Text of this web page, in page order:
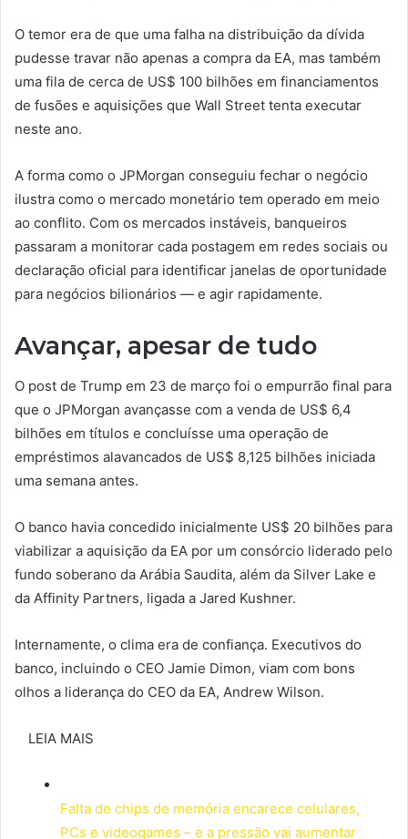
O temor era de que uma falha na distribuição da dívida
pudesse travar não apenas a compra da EA, mas também
uma fila de cerca de US$ 100 bilhões em financiamentos
de fusões e aquisições que Wall Street tenta executar
neste ano.
A forma como o JPMorgan conseguiu fechar o negócio
ilustra como o mercado monetário tem operado em meio
ao conflito. Com os mercados instáveis, banqueiros
passaram a monitorar cada postagem em redes sociais ou
declaração oficial para identificar janelas de oportunidade
para negócios bilionários — e agir rapidamente.
Avançar, apesar de tudo
O post de Trump em 23 de março foi o empurrão final para
que o JPMorgan avançasse com a venda de US$ 6,4
bilhões em títulos e concluísse uma operação de
empréstimos alavancados de US$ 8,125 bilhões iniciada
uma semana antes.
O banco havia concedido inicialmente US$ 20 bilhões para
viabilizar a aquisição da EA por um consórcio liderado pelo
fundo soberano da Arábia Saudita, além da Silver Lake e
da Affinity Partners, ligada a Jared Kushner.
Internamente, o clima era de confiança. Executivos do
banco, incluindo o CEO Jamie Dimon, viam com bons
olhos a liderança do CEO da EA, Andrew Wilson.
LEIA MAIS
Falta de chips de memória encarece celulares,
PCs e videogames – e a pressão vai aumentar